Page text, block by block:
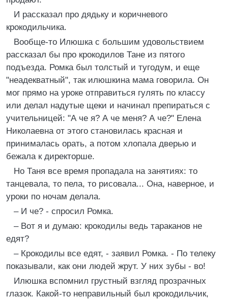
И рассказал про дядьку и коричневого
крокодильчика.
Вообще-то Илюшка с большим удовольствием
рассказал бы про крокодилов Тане из пятого
подъезда. Ромка был толстый и тугодум, и еще
"неадекватный", так илюшкина мама говорила. Он
мог прямо на уроке отправиться гулять по классу
или делал надутые щеки и начинал препираться с
учительницей: "А че я? А че меня? А че?" Елена
Николаевна от этого становилась красная и
принималась орать, а потом хлопала дверью и
бежала к директорше.
Но Таня все время пропадала на занятиях: то
танцевала, то пела, то рисовала... Она, наверное, и
уроки по ночам делала.
– И че? - спросил Ромка.
– Вот я и думаю: крокодилы ведь тараканов не
едят?
– Крокодилы все едят, - заявил Ромка. - По телеку
показывали, как они людей жрут. У них зубы - во!
Илюшка вспомнил грустный взгляд прозрачных
глазок. Какой-то неправильный был крокодильчик,